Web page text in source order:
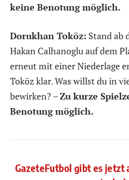
keine Benotung möglich.
Dorukhan Toköz: Stand ab
Hakan Calhanoglu auf dem
erneut mit einer Niederlage
Toköz klar. Was willst du in
bewirken? –Zu kurze
Benotung möglich.
GazeteFutbol gibt es jetzt